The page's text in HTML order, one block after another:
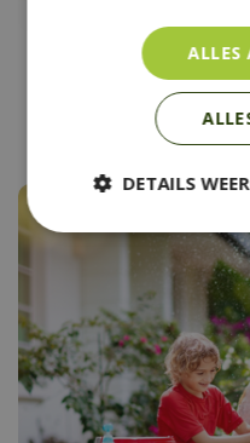
ALLES
DETAILS